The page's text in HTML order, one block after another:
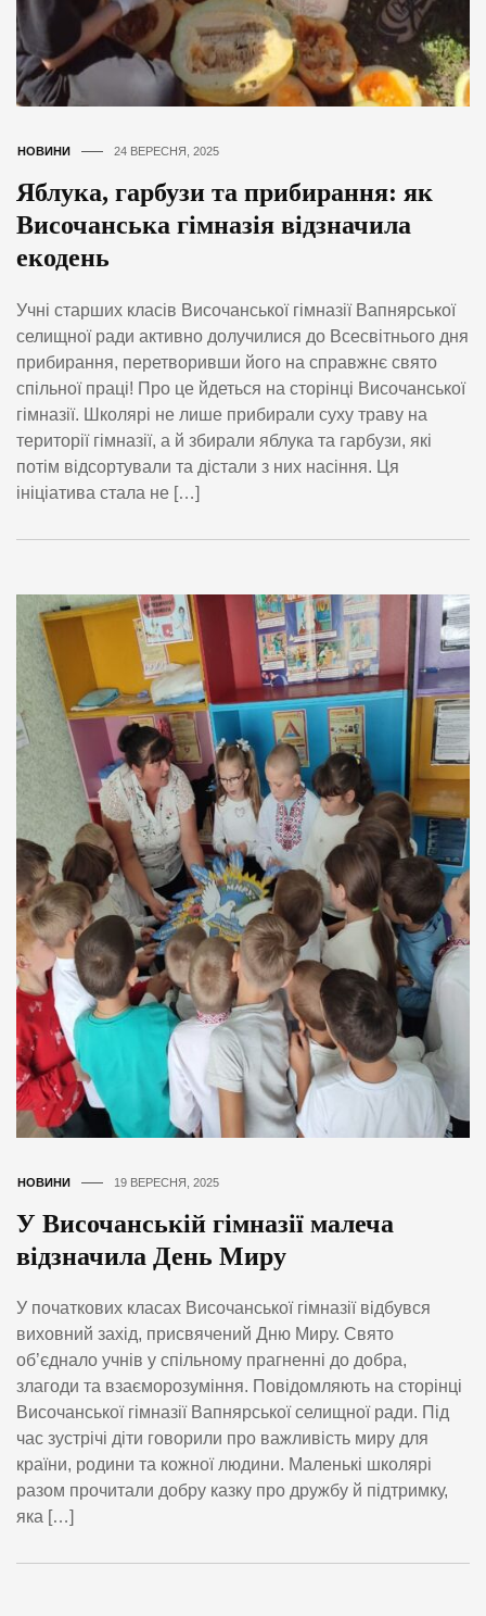
НОВИНИ 24 ВЕРЕСНЯ, 2025
Яблука, гарбузи та прибирання: як
Височанська гімназія відзначила
екодень
Учні старших класів Височанської гімназії Вапнярської
селищної ради активно долучилися до Всесвітнього дня
прибирання, перетворивши його на справжнє свято
спільної праці! Про це йдеться на сторінці Височанської
гімназії. Школярі не лише прибирали суху траву на
території гімназії, а й збирали яблука та гарбузи, які
потім відсортували та дістали з них насіння. Ця
ініціатива стала не […]
НОВИНИ 19 ВЕРЕСНЯ, 2025
У Височанській гімназії малеча
відзначила День Миру
У початкових класах Височанської гімназії відбувся
виховний захід, присвячений Дню Миру. Свято
об’єднало учнів у спільному прагненні до добра,
злагоди та взаєморозуміння. Повідомляють на сторінці
Височанської гімназії Вапнярської селищної ради. Під
час зустрічі діти говорили про важливість миру для
країни, родини та кожної людини. Маленькі школярі
разом прочитали добру казку про дружбу й підтримку,
яка […]